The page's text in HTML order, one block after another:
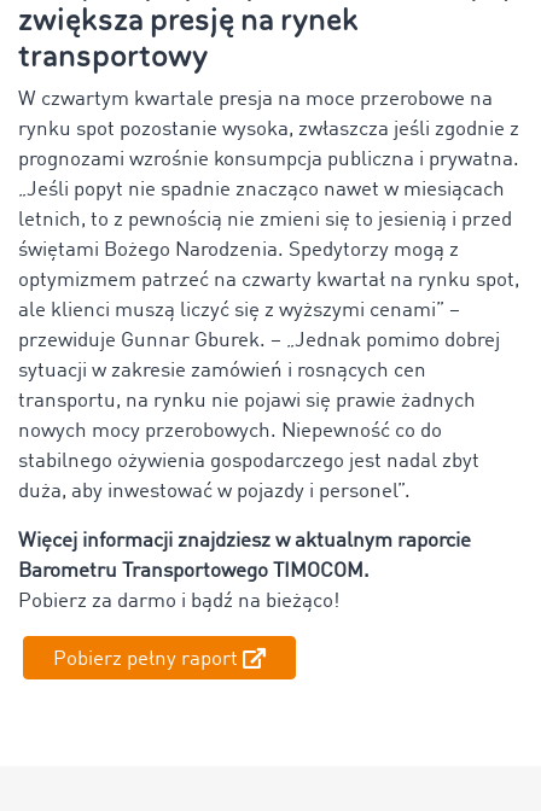
zwiększa presję na rynek
transportowy
W czwartym kwartale presja na moce przerobowe na
rynku spot pozostanie wysoka, zwłaszcza jeśli zgodnie z
prognozami wzrośnie konsumpcja publiczna i prywatna.
„Jeśli popyt nie spadnie znacząco nawet w miesiącach
letnich, to z pewnością nie zmieni się to jesienią i przed
świętami Bożego Narodzenia. Spedytorzy mogą z
optymizmem patrzeć na czwarty kwartał na rynku spot,
ale klienci muszą liczyć się z wyższymi cenami” –
przewiduje Gunnar Gburek. – „Jednak pomimo dobrej
sytuacji w zakresie zamówień i rosnących cen
transportu, na rynku nie pojawi się prawie żadnych
nowych mocy przerobowych. Niepewność co do
stabilnego ożywienia gospodarczego jest nadal zbyt
duża, aby inwestować w pojazdy i personel”.
Więcej informacji znajdziesz w aktualnym raporcie
Barometru Transportowego TIMOCOM.
Pobierz za darmo i bądź na bieżąco!
Pobierz pełny raport